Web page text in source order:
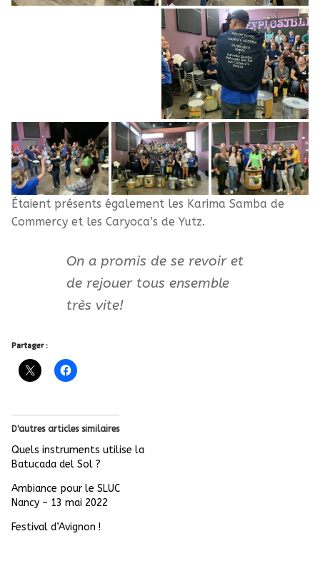
Étaient présents également les Karima Samba de
Commercy et les Caryoca’s de Yutz.
On a promis de se revoir et
de rejouer tous ensemble
très vite!
Partager :
D'autres articles similaires
Quels instruments utilise la
Batucada del Sol ?
Ambiance pour le SLUC
Nancy – 13 mai 2022
Festival d’Avignon !